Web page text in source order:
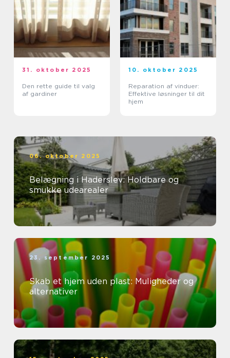
31. oktober 2025
Den rette guide til valg
af gardiner
10. oktober 2025
Reparation af vinduer:
Effektive løsninger til dit
hjem
06. oktober 2025
Belægning i Haderslev: Holdbare og
smukke udearealer
23. september 2025
Skab et hjem uden plast: Muligheder og
alternativer